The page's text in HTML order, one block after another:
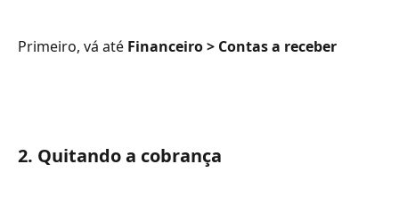
Primeiro, vá até Financeiro > Contas a receber
2. Quitando a cobrança